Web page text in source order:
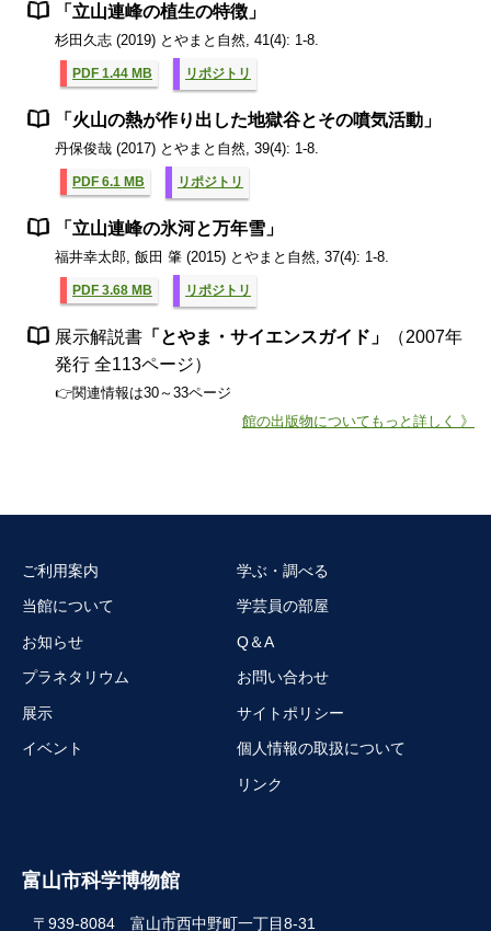
「立山連峰の植生の特徴」
杉田久志 (2019) とやまと自然, 41(4): 1-8.
PDF 1.44 MB リポジトリ
「火山の熱が作り出した地獄谷とその噴気活動」
丹保俊哉 (2017) とやまと自然, 39(4): 1-8.
PDF 6.1 MB リポジトリ
「立山連峰の氷河と万年雪」
福井幸太郎, 飯田 肇 (2015) とやまと自然, 37(4): 1-8.
PDF 3.68 MB リポジトリ
展示解説書 「とやま・サイエンスガイド」
（2007年
発行 全113ページ）
👉関連情報は30～33ページ
館の出版物についてもっと詳しく 》
富山市科学博物館
〒939-8084 富山市西中野町一丁目8-31
ご利用案内
当館について
お知らせ
プラネタリウム
展示
イベント
学ぶ・調べる
学芸員の部屋
Q＆A
お問い合わせ
サイトポリシー
個人情報の取扱について
リンク